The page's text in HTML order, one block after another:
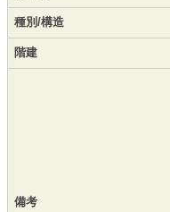
種別/構造
階建
備考